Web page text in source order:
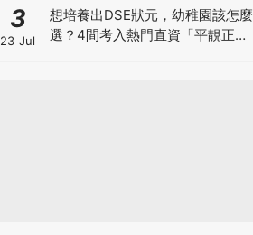
3
23 Jul
想培養出DSE狀元，幼稚園該怎麼
選？4間考入熱門直資「平靚正」